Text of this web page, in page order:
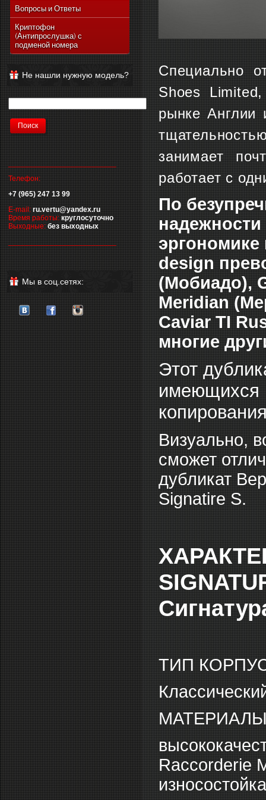
Vertu Ascent Ti
Vertu Ferrari Edition
Vertu Racetrack Legends
Vertu Signature Touch
Vertu Constellation Touch
Вопросы и Ответы
Криптофон
(Антипрослушка) с
подменой номера
Не нашли нужную модель?
Телефон:
+7 (965) 247 13 99
E-mail: ru.vertu@yandex.ru
Время работы: круглосуточно
Выходные: без выходных
Мы в соц.сетях:
Специально
Shoes
рынке Англии
занимает
работает с
По
надежности
design
(Мобиадо),
Meridian
Caviar TI
многие
Этот
имеющихся
Визуально,
сможет
дубликат
Signatire S.
ТИП
Raccorderie